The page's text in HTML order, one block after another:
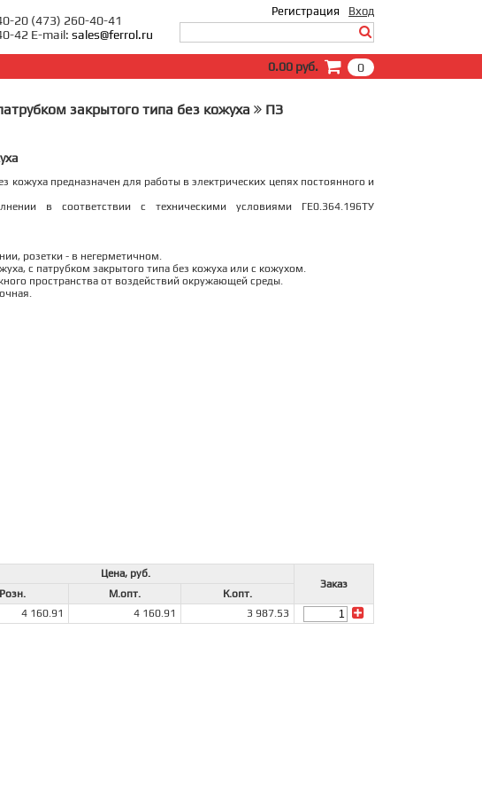
Вход
Запомнить меня
Регистрация
20 (473) 260-40-41
42 E-mail: sales@ferrol.ru
0
0.00 руб.
закрытого типа без кожуха ПЗ
кожуха предназначен для работы в электрических цепях постоянного и
в соответствии с техническими условиями ГЕ0.364.196ТУ
розетки - в негерметичном.
с патрубком закрытого типа без кожуха или с кожухом.
пространства от воздействий окружающей среды.
Цена, руб.
Заказ
Розн. М.опт.
К.опт.
4 160.91 4 160.91 3 987.53